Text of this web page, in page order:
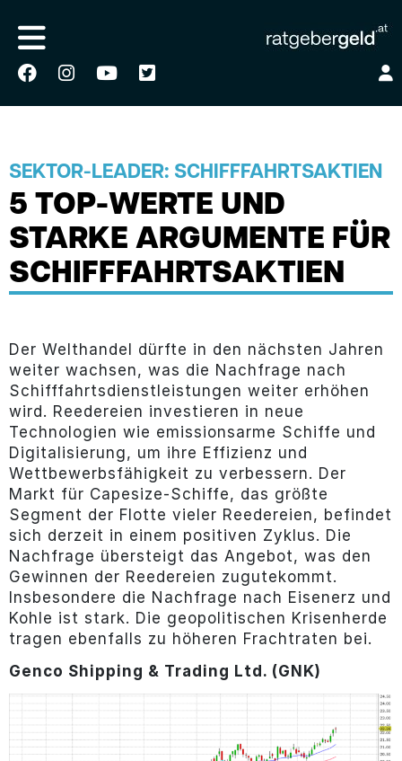
SEKTOR-LEADER: SCHIFFFAHRTSAKTIEN
5 TOP-WERTE UND
STARKE ARGUMENTE FÜR
SCHIFFFAHRTSAKTIEN
Der Welthandel dürfte in den nächsten Jahren
weiter wachsen, was die Nachfrage nach
Schifffahrtsdienstleistungen weiter erhöhen
wird. Reedereien investieren in neue
Technologien wie emissionsarme Schiffe und
Digitalisierung, um ihre Effizienz und
Wettbewerbsfähigkeit zu verbessern. Der
Markt für Capesize-Schiffe, das größte
Segment der Flotte vieler Reedereien, befindet
sich derzeit in einem positiven Zyklus. Die
Nachfrage übersteigt das Angebot, was den
Gewinnen der Reedereien zugutekommt.
Insbesondere die Nachfrage nach Eisenerz und
Kohle ist stark. Die geopolitischen Krisenherde
tragen ebenfalls zu höheren Frachtraten bei.
Genco Shipping & Trading Ltd. (GNK)